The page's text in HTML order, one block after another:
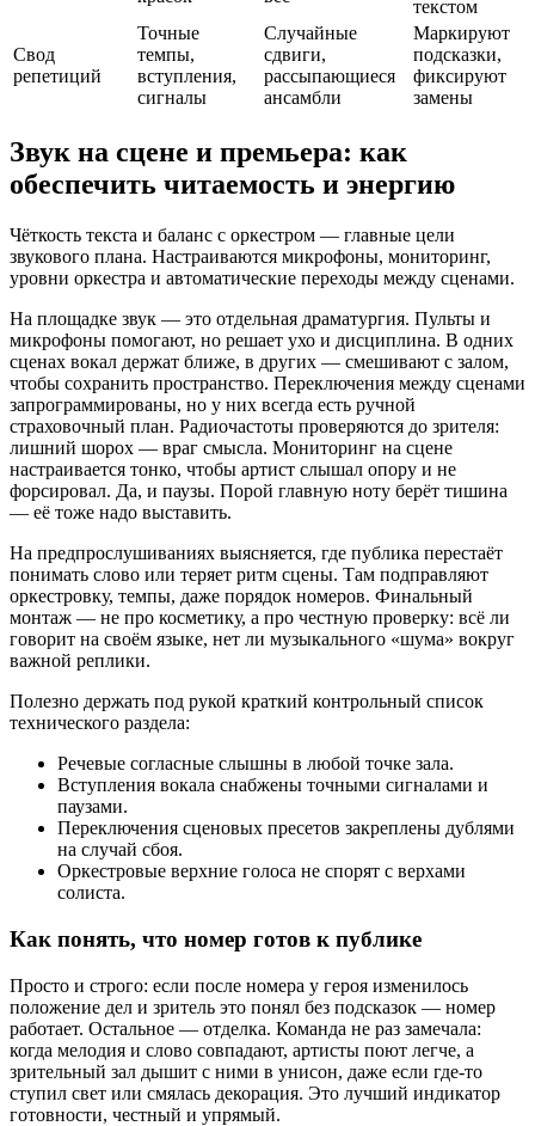
текстом
Свод
репетиций
Точные
темпы,
вступления,
сигналы
Случайные
сдвиги,
рассыпающиеся
ансамбли
Маркируют
подсказки,
фиксируют
замены
Звук на сцене и премьера: как
обеспечить читаемость и энергию
Чёткость текста и баланс с оркестром — главные цели
звукового плана. Настраиваются микрофоны, мониторинг,
уровни оркестра и автоматические переходы между сценами.
На площадке звук — это отдельная драматургия. Пульты и
микрофоны помогают, но решает ухо и дисциплина. В одних
сценах вокал держат ближе, в других — смешивают с залом,
чтобы сохранить пространство. Переключения между сценами
запрограммированы, но у них всегда есть ручной
страховочный план. Радиочастоты проверяются до зрителя:
лишний шорох — враг смысла. Мониторинг на сцене
настраивается тонко, чтобы артист слышал опору и не
форсировал. Да, и паузы. Порой главную ноту берёт тишина
— её тоже надо выставить.
На предпрослушиваниях выясняется, где публика перестаёт
понимать слово или теряет ритм сцены. Там подправляют
оркестровку, темпы, даже порядок номеров. Финальный
монтаж — не про косметику, а про честную проверку: всё ли
говорит на своём языке, нет ли музыкального «шума» вокруг
важной реплики.
Полезно держать под рукой краткий контрольный список
технического раздела:
Речевые согласные слышны в любой точке зала.
Вступления вокала снабжены точными сигналами и
паузами.
Переключения сценовых пресетов закреплены дублями
на случай сбоя.
Оркестровые верхние голоса не спорят с верхами
солиста.
Как понять, что номер готов к публике
Просто и строго: если после номера у героя изменилось
положение дел и зритель это понял без подсказок — номер
работает. Остальное — отделка. Команда не раз замечала:
когда мелодия и слово совпадают, артисты поют легче, а
зрительный зал дышит с ними в унисон, даже если где-то
ступил свет или смялась декорация. Это лучший индикатор
готовности, честный и упрямый.